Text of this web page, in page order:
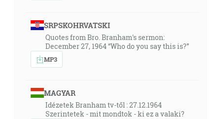
SRPSKOHRVATSKI
Quotes from Bro. Branham's sermon:
December 27, 1964 “Who do you say this is?”
MP3
MAGYAR
Idézetek Branham tv-től : 27.12.1964
Szerintetek - mit mondtok - ki ez a valaki?